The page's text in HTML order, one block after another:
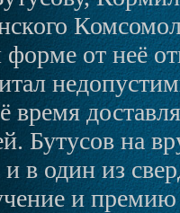
форме от неё
время
Бутусов на
в один из
и